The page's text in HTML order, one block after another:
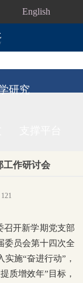
English
研究
工作研讨会
121
召开新学期党支部
委员会第十四次全
施“奋进行动”，
质增效年”目标，